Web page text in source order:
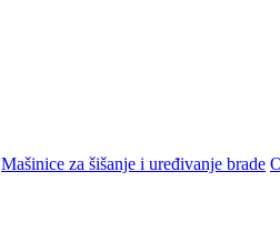
Mašinice za šišanje i uređivanje brade